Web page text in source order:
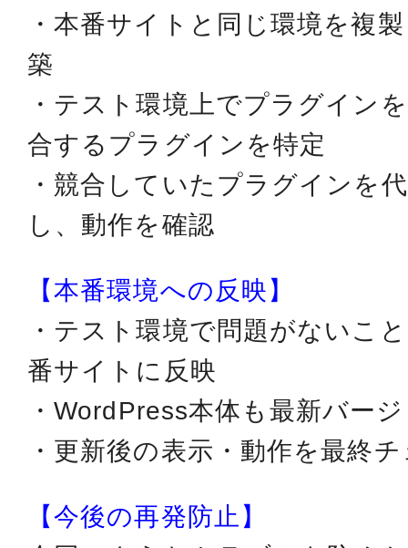
・本番サイトと同じ環境を複
築
・テスト環境上でプラグイン
合するプラグインを特定
・競合していたプラグインを
し、動作を確認
【本番環境への反映】
・テスト環境で問題がないこ
番サイトに反映
・WordPress本体も最新バー
・更新後の表示・動作を最終
【今後の再発防止】